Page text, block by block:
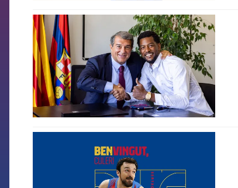
FCB Barcelona badge